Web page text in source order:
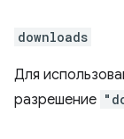
downloads
Для
разрешение